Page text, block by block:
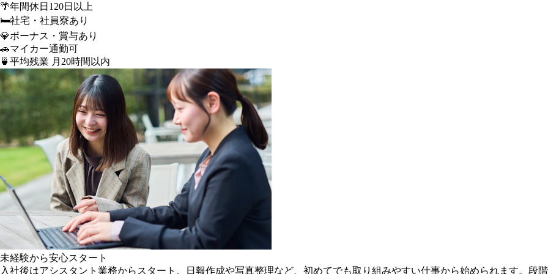
🌴年間休日120日以上
🛏️社宅・社員寮あり
💎ボーナス・賞与あり
🚗マイカー通勤可
🍵 平均残業 月20時間以内
未経験から安心スタート
入社後はアシスタント業務からスタート。日報作成や写真整理など、初めてでも取り組みやすい仕事から始められます。段